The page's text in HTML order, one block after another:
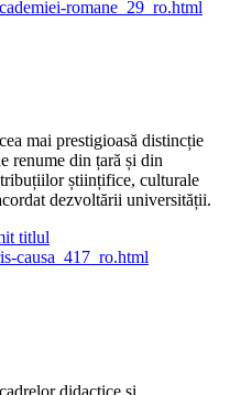
romane_29_ro.html
mai prestigioasă distincție
renume din țară și din
științifice, culturale
dezvoltării universității.
titlul
causa_417_ro.html